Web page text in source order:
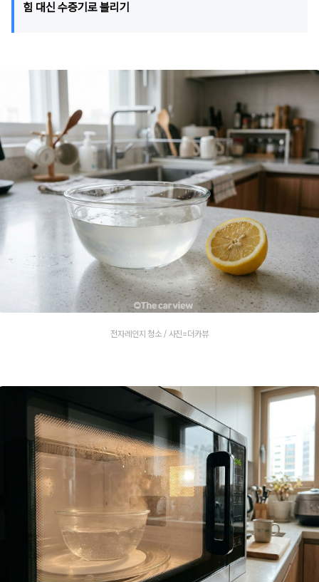
힘 대신 수증기로 불리기
전자레인지 청소 / 사진=더카뷰